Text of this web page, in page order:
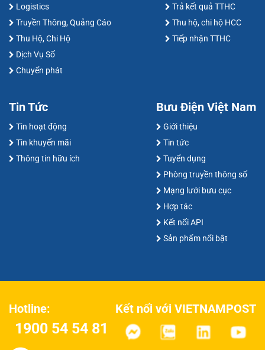
Logistics
Truyền Thông, Quảng Cáo
Thu Hộ, Chi Hộ
Dịch Vụ Số
Chuyển phát
Trả kết quả TTHC
Thu hộ, chi hộ HCC
Tiếp nhận TTHC
Tin Tức
Tin hoạt động
Tin khuyến mãi
Thông tin hữu ích
Bưu Điện Việt Nam
Giới thiệu
Tin tức
Tuyển dụng
Phòng truyền thông số
Mạng lưới bưu cục
Hợp tác
Kết nối API
Sản phẩm nổi bật
Hotline:
1900 54 54 81
Kết nối với VIETNAMPOST